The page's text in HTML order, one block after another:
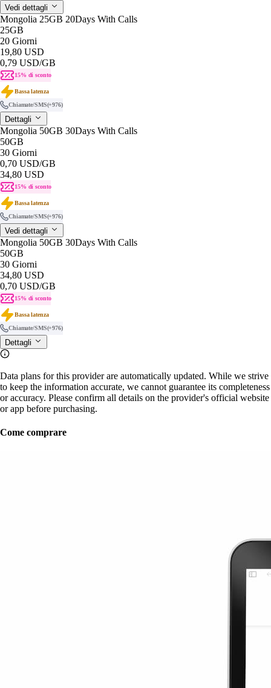
Vedi dettagli
Mongolia 25GB 20Days With Calls
25GB
20 Giorni
19,80 USD
0,79 USD/GB
15% di sconto
Bassa latenza
Chiamate/SMS(+976)
Dettagli
Mongolia 50GB 30Days With Calls
50GB
30 Giorni
0,70 USD/GB
34,80 USD
15% di sconto
Bassa latenza
Chiamate/SMS(+976)
Vedi dettagli
Mongolia 50GB 30Days With Calls
50GB
30 Giorni
34,80 USD
0,70 USD/GB
15% di sconto
Bassa latenza
Chiamate/SMS(+976)
Dettagli
Data plans for this provider are automatically updated. While we strive
to keep the information accurate, we cannot guarantee its completeness
or accuracy. Please confirm all details on the provider's official website
or app before purchasing.
Come comprare